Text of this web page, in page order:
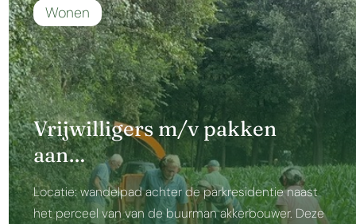
Vrijwilligers m/v pakken
aan…
Wonen
Locatie: wandelpad achter de parkresidentie naast
het perceel van van de buurman akkerbouwer. Deze